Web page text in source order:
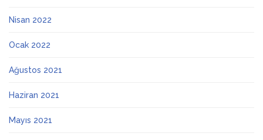
Nisan 2022
Ocak 2022
Ağustos 2021
Haziran 2021
Mayıs 2021